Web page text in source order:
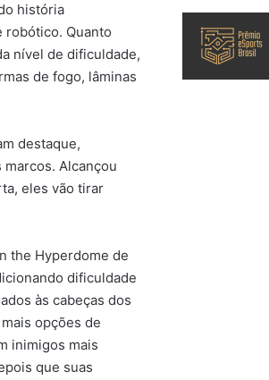
história
robótico. Quanto
nível de dificuldade,
de fogo, lâminas
destaque,
Alcançou
eles vão tirar
the Hyperdome de
dificuldade
às cabeças dos
opções de
inimigos mais
que suas